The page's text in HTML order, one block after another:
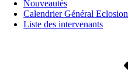
Nouveautés
Calendrier Général Eclosion
Liste des intervenants